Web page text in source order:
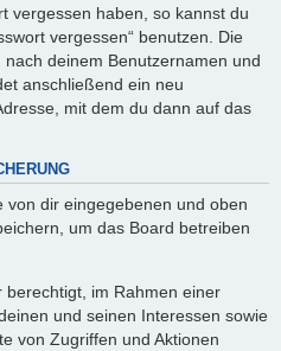
vergessen haben, so kannst du
vergessen“ benutzen. Die
deinem Benutzernamen und
anschließend ein neu
mit dem du dann auf das
von dir eingegebenen und oben
um das Board betreiben
im Rahmen einer
und seinen Interessen sowie
von Zugriffen und Aktionen